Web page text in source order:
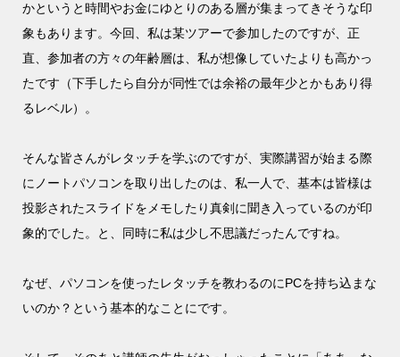
かというと時間やお金にゆとりのある層が集まってきそうな印
象もあります。今回、私は某ツアーで参加したのですが、正
直、参加者の方々の年齢層は、私が想像していたよりも高かっ
たです（下手したら自分が同性では余裕の最年少とかもあり得
るレベル）。
そんな皆さんがレタッチを学ぶのですが、実際講習が始まる際
にノートパソコンを取り出したのは、私一人で、基本は皆様は
投影されたスライドをメモしたり真剣に聞き入っているのが印
象的でした。と、同時に私は少し不思議だったんですね。
なぜ、パソコンを使ったレタッチを教わるのにPCを持ち込まな
いのか？という基本的なことにです。